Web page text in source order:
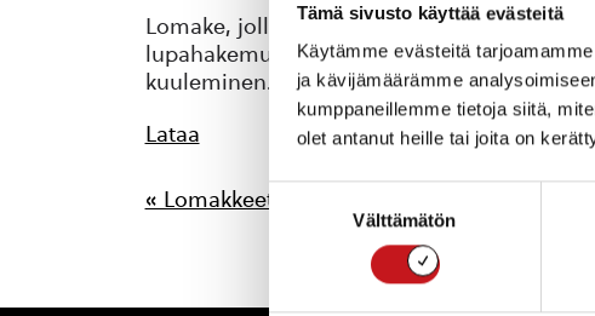
Tämä sivusto käyttää evästeitä
Käytämme evästeitä
ja kävijämäärämme
kumppaneillemme tietoja siitä,
olet antanut heille tai joita on
Suostumuksen
Välttämätön
Lomake, jolla ilmoitetaan naapurille maa-
lupahakemuksesta. (Maa-aineslaki 13 §,
kuuleminen.
Lataa
« Lomakkeet